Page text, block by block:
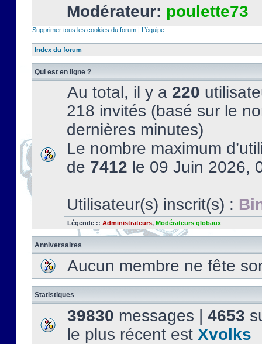
Modérateur: poulette73
Supprimer tous les cookies du forum | L’équipe
Index du forum
Qui est en ligne ?
Au total, il y a 220
218 invités (basé sur le
dernières minutes)
Le nombre maximum
de 7412 le 09 Juin 2026,
Utilisateur(s) inscrit(s) :
Légende :: Administrateurs, Modérateurs globaux
Anniversaires
Aucun membre ne fête
Statistiques
39830 messages | 4653
le plus récent est Xvolks